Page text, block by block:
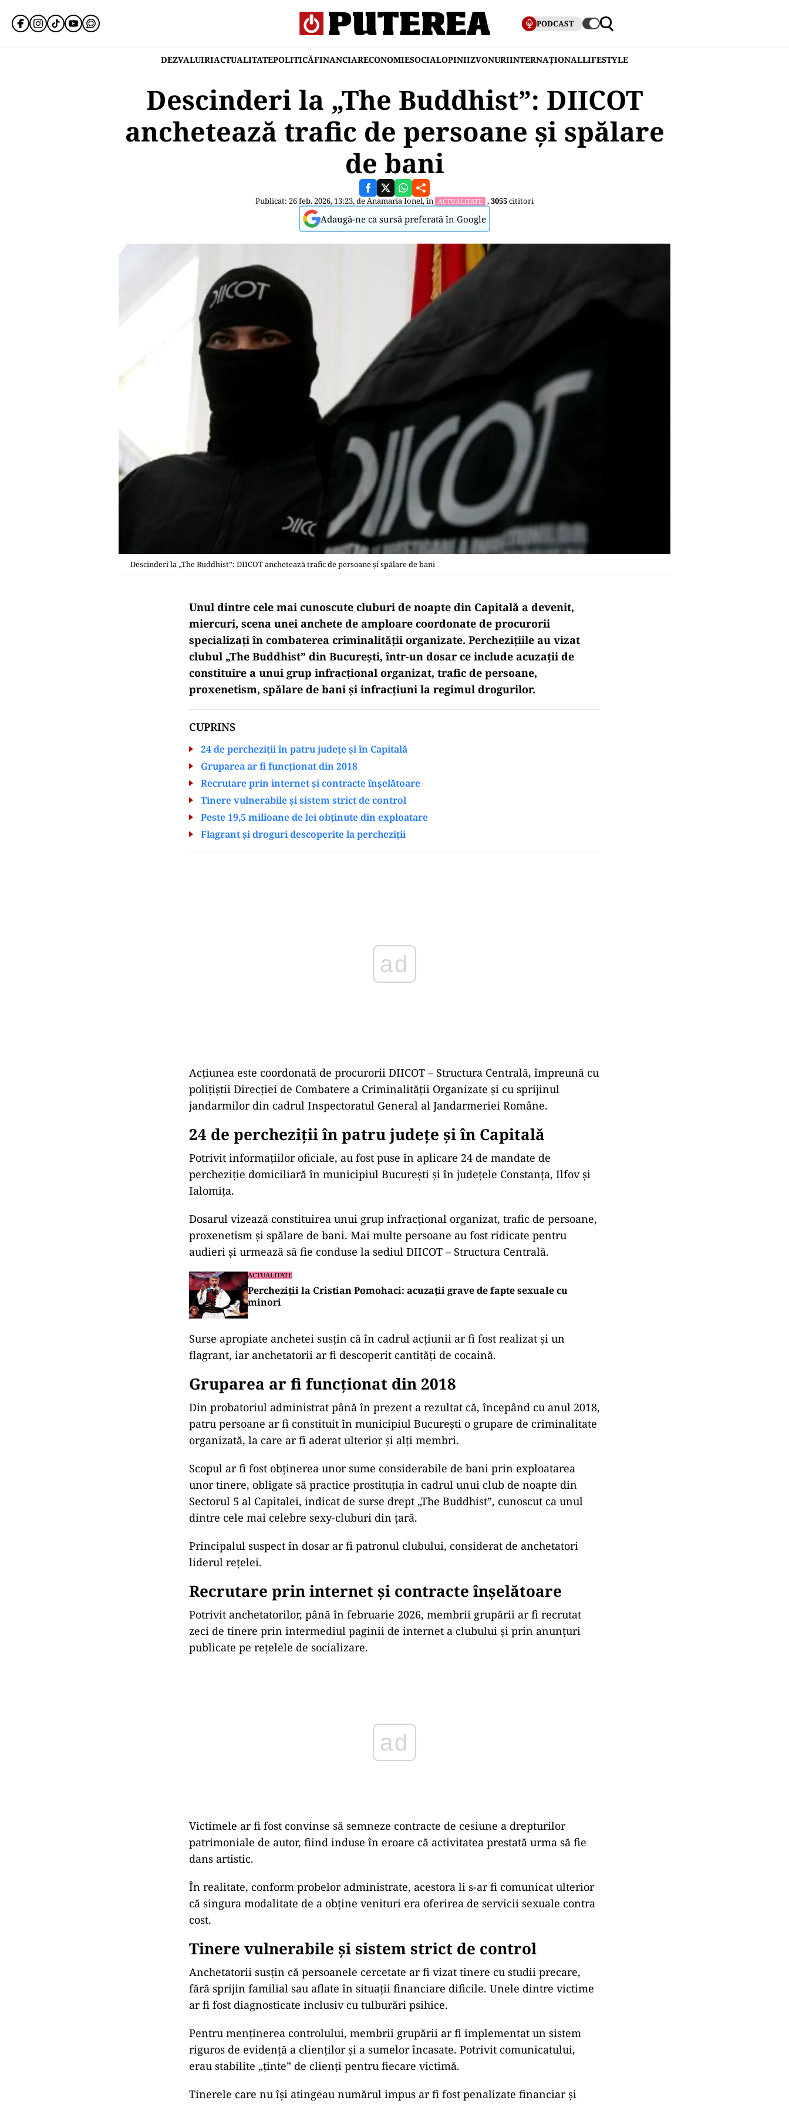
PODCAST
DEZVALUIRIACTUALITATEPOLITICĂFINANCIARECONOMIESOCIALOPINIIZVONURIINTERNAȚIONALLIFESTYLE
Descinderi la „The Buddhist”: DIICOT
anchetează trafic de persoane și spălare
de bani
Publicat: 26 feb. 2026, 13:23, deAnamaria Ionel, în ACTUALITATE ,3055cititori
Adaugă-ne ca sursă preferată în Google
Descinderi la „The Buddhist”: DIICOT anchetează trafic de persoane și spălare de bani
Unul dintre cele mai cunoscute cluburi de noapte din Capitală a devenit,
miercuri, scena unei anchete de amploare coordonate de procurorii
specializați în combaterea criminalității organizate. Perchezițiile au vizat
clubul „The Buddhist” din București, într-un dosar ce include acuzații de
constituire a unui grup infracțional organizat, trafic de persoane,
proxenetism, spălare de bani și infracțiuni la regimul drogurilor.
CUPRINS
24 de percheziții în patru județe și în Capitală
Gruparea ar fi funcționat din 2018
Recrutare prin internet și contracte înșelătoare
Tinere vulnerabile și sistem strict de control
Peste 19,5 milioane de lei obținute din exploatare
Flagrant și droguri descoperite la percheziții
ad
Acțiunea este coordonată de procurorii DIICOT – Structura Centrală, împreună cu
polițiștii Direcției de Combatere a Criminalității Organizate și cu sprijinul
jandarmilor din cadrul Inspectoratul General al Jandarmeriei Române.
24 de percheziții în patru județe și în Capitală
Potrivit informațiilor oficiale, au fost puse în aplicare 24 de mandate de
percheziție domiciliară în municipiul București și în județele Constanța, Ilfov și
Ialomița.
Dosarul vizează constituirea unui grup infracțional organizat, trafic de persoane,
proxenetism și spălare de bani. Mai multe persoane au fost ridicate pentru
audieri și urmează să fie conduse la sediul DIICOT – Structura Centrală.
ACTUALITATE
Percheziții la Cristian Pomohaci: acuzații grave de fapte sexuale cu
minori
Surse apropiate anchetei susțin că în cadrul acțiunii ar fi fost realizat și un
flagrant, iar anchetatorii ar fi descoperit cantități de cocaină.
Gruparea ar fi funcționat din 2018
Din probatoriul administrat până în prezent a rezultat că, începând cu anul 2018,
patru persoane ar fi constituit în municipiul București o grupare de criminalitate
organizată, la care ar fi aderat ulterior și alți membri.
Scopul ar fi fost obținerea unor sume considerabile de bani prin exploatarea
unor tinere, obligate să practice prostituția în cadrul unui club de noapte din
Sectorul 5 al Capitalei, indicat de surse drept „The Buddhist”, cunoscut ca unul
dintre cele mai celebre sexy-cluburi din țară.
Principalul suspect în dosar ar fi patronul clubului, considerat de anchetatori
liderul rețelei.
Recrutare prin internet și contracte înșelătoare
Potrivit anchetatorilor, până în februarie 2026, membrii grupării ar fi recrutat
zeci de tinere prin intermediul paginii de internet a clubului și prin anunțuri
publicate pe rețelele de socializare.
ad
Victimele ar fi fost convinse să semneze contracte de cesiune a drepturilor
patrimoniale de autor, fiind induse în eroare că activitatea prestată urma să fie
dans artistic.
În realitate, conform probelor administrate, acestora li s-ar fi comunicat ulterior
că singura modalitate de a obține venituri era oferirea de servicii sexuale contra
cost.
Tinere vulnerabile și sistem strict de control
Anchetatorii susțin că persoanele cercetate ar fi vizat tinere cu studii precare,
fără sprijin familial sau aflate în situații financiare dificile. Unele dintre victime
ar fi fost diagnosticate inclusiv cu tulburări psihice.
Pentru menținerea controlului, membrii grupării ar fi implementat un sistem
riguros de evidență a clienților și a sumelor încasate. Potrivit comunicatului,
erau stabilite „ținte” de clienți pentru fiecare victimă.
Tinerele care nu își atingeau numărul impus ar fi fost penalizate financiar și